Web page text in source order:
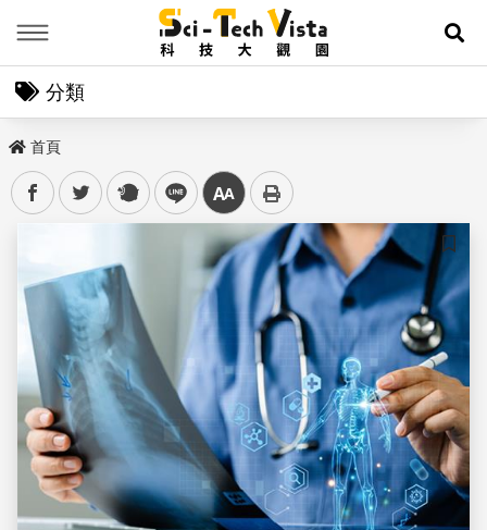
展
分類
首頁
facebooktwitter plurk line 中
儲存